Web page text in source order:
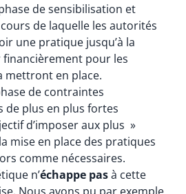
de sensibilisation et
de laquelle les autorités
une pratique jusqu’à la
pour les
mettront en place.
de contraintes
de plus en plus fortes
d’imposer aux plus »
mise en place des pratiques
comme nécessaires.
n’échappe pasà cette
Nous avons pu par exemple